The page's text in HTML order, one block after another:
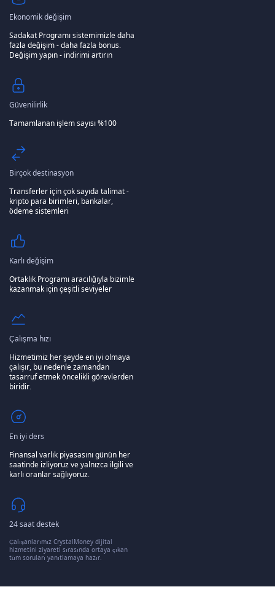
Ekonomik değişim
Sadakat Programı sistemimizle daha
fazla değişim - daha fazla bonus.
Değişim yapın - indirimi artırın
Güvenilirlik
Tamamlanan işlem sayısı %100
Birçok destinasyon
Transferler için çok sayıda talimat -
kripto para birimleri, bankalar,
ödeme sistemleri
Karlı değişim
Ortaklık Programı aracılığıyla bizimle
kazanmak için çeşitli seviyeler
Çalışma hızı
Hizmetimiz her şeyde en iyi olmaya
çalışır, bu nedenle zamandan
tasarruf etmek öncelikli görevlerden
biridir.
En iyi ders
Finansal varlık piyasasını günün her
saatinde izliyoruz ve yalnızca ilgili ve
karlı oranlar sağlıyoruz.
24 saat destek
Çalışanlarımız CrystalMoney dijital
hizmetini ziyareti sırasında ortaya çıkan
tüm soruları yanıtlamaya hazır.